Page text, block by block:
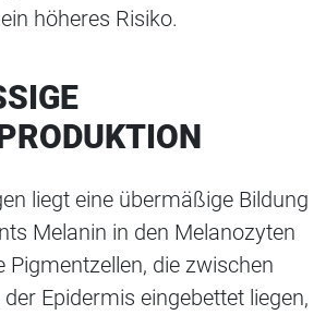
höheres Risiko.
M
liegt eine übermäßige Bildung
Melanin in den Melanozyten
Pigmentzellen, die zwischen
Epidermis eingebettet liegen,